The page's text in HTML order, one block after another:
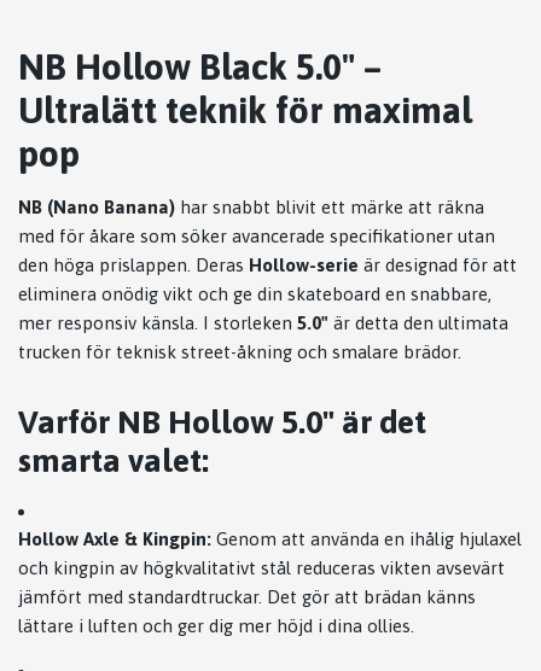
NB Hollow Black 5.0" –
Ultralätt teknik för maximal
pop
NB (Nano Banana) har snabbt blivit ett märke att räkna
med för åkare som söker avancerade specifikationer utan
den höga prislappen. Deras Hollow-serie är designad för att
eliminera onödig vikt och ge din skateboard en snabbare,
mer responsiv känsla. I storleken 5.0" är detta den ultimata
trucken för teknisk street-åkning och smalare brädor.
Varför NB Hollow 5.0" är det
smarta valet:
Hollow Axle & Kingpin: Genom att använda en ihålig hjulaxel
och kingpin av högkvalitativt stål reduceras vikten avsevärt
jämfört med standardtruckar. Det gör att brädan känns
lättare i luften och ger dig mer höjd i dina ollies.